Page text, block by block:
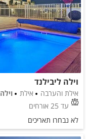
וילה ליבילנד
אילת והערבה אילת
וילה 6 חדרים
עד 25 אורחים
לא נבחרו תאריכים